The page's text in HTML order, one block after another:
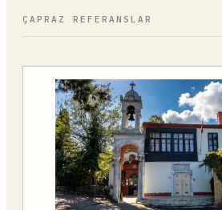
ÇAPRAZ REFERANSLAR